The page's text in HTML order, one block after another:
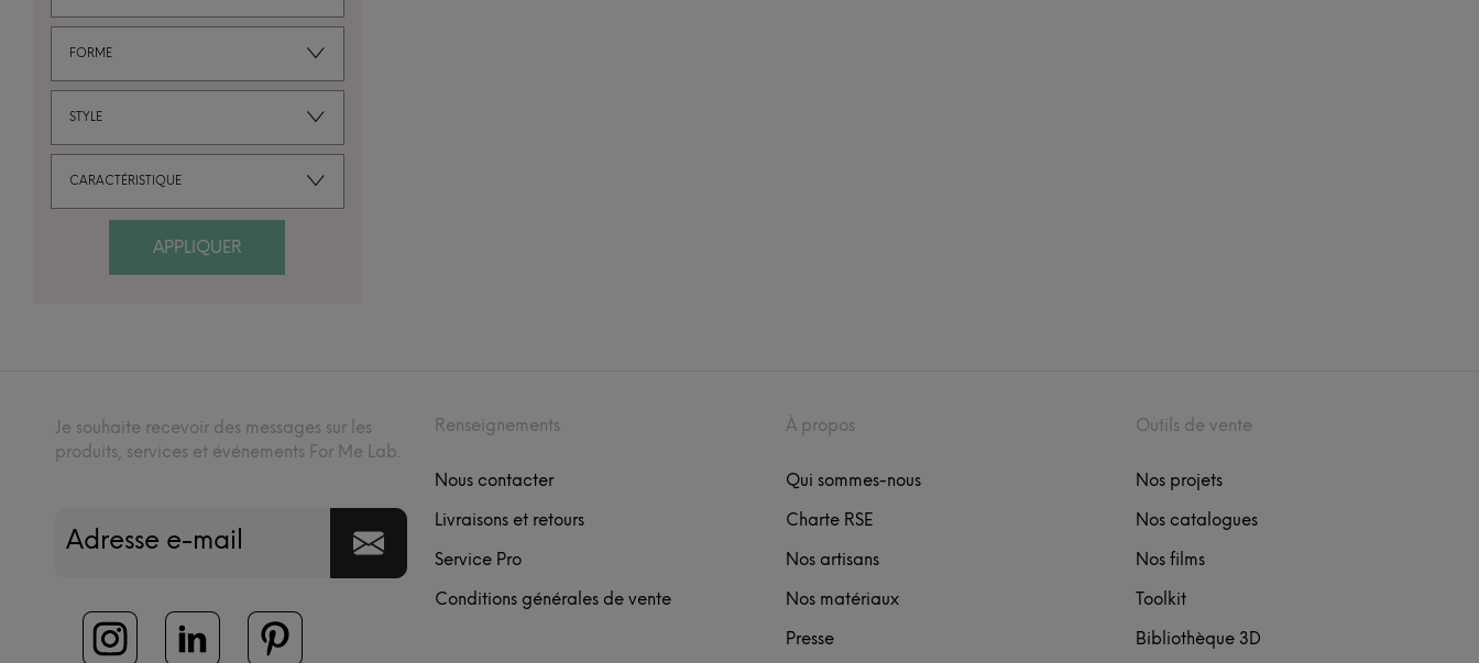
FORME
STYLE
CARACTÉRISTIQUE
APPLIQUER
Je souhaite recevoir des messages sur les
produits, services et événements For Me Lab.
Renseignements
Nous contacter
Livraisons et retours
Service Pro
Conditions générales de vente
À propos
Qui sommes-nous
Charte RSE
Nos artisans
Nos matériaux
Presse
Outils de vente
Nos projets
Nos catalogues
Nos films
Toolkit
Bibliothèque 3D